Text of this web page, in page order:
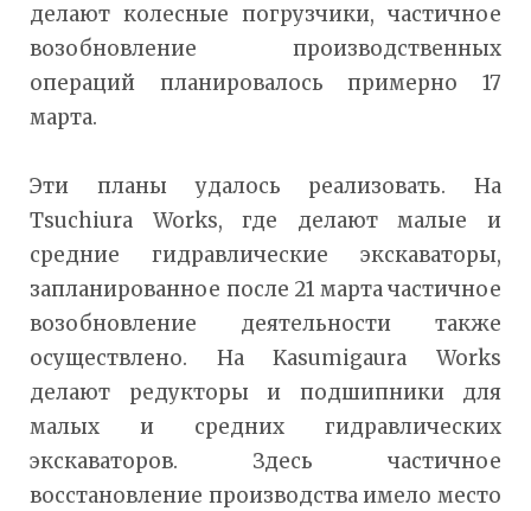
делают колесные погрузчики, частичное
возобновление производственных
операций планировалось примерно 17
марта.
Эти планы удалось реализовать. На
Tsuchiura Works, где делают малые и
средние гидравлические экскаваторы,
запланированное после 21 марта частичное
возобновление деятельности также
осуществлено. На Kasumigaura Works
делают редукторы и подшипники для
малых и средних гидравлических
экскаваторов. Здесь частичное
восстановление производства имело место